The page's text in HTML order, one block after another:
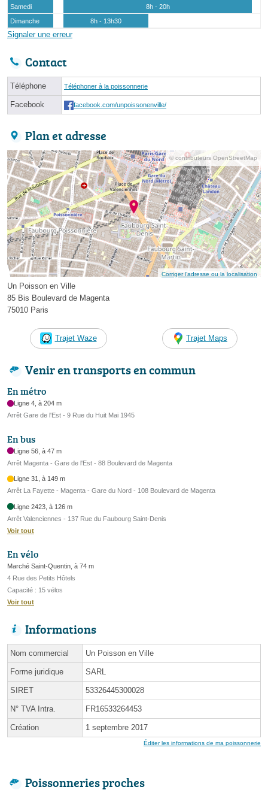
Samedi
8h - 20h
Dimanche
8h - 13h30
Signaler une erreur
Contact
Téléphone Téléphoner à la poissonnerie
Facebook facebook.com/unpoissonenville/
Plan et adresse
© contributeurs OpenStreetMap
Corriger l’adresse ou la localisation
Un Poisson en Ville
85 Bis Boulevard de Magenta
75010 Paris
Trajet Waze Trajet Maps
Venir en transports en commun
En métro
Ligne 4, à 204 m
Arrêt Gare de l'Est - 9 Rue du Huit Mai 1945
En bus
Ligne 56, à 47 m
Arrêt Magenta - Gare de l'Est - 88 Boulevard de Magenta
Ligne 31, à 149 m
Arrêt La Fayette - Magenta - Gare du Nord - 108 Boulevard de Magenta
Ligne 2423, à 126 m
Arrêt Valenciennes - 137 Rue du Faubourg Saint-Denis
Voir tout
En vélo
Marché Saint-Quentin, à 74 m
4 Rue des Petits Hôtels
Capacité : 15 vélos
Voir tout
Informations
Nom commercial Un Poisson en Ville
Forme juridique SARL
SIRET 53326445300028
N° TVA Intra. FR16533264453
Création 1 septembre 2017
Éditer les informations de ma poissonnerie
Poissonneries proches